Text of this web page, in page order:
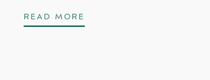
READ MORE